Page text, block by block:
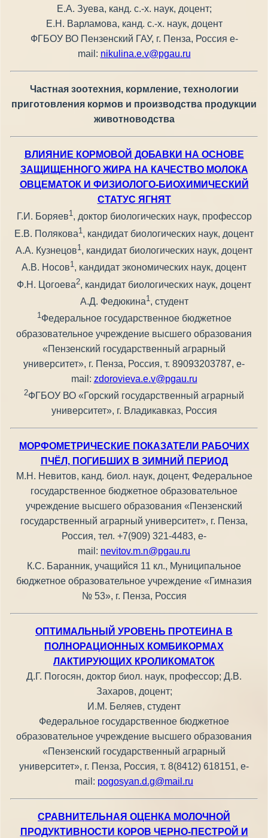
Е.А. Зуева, канд. с.-х. наук, доцент;
Е.Н. Варламова, канд. с.-х. наук, доцент
ФГБОУ ВО Пензенский ГАУ, г. Пенза, Россия e-
mail: nikulina.e.v@pgau.ru
Частная зоотехния, кормление, технологии
приготовления кормов и производства продукции
животноводства
ВЛИЯНИЕ КОРМОВОЙ ДОБАВКИ НА ОСНОВЕ
ЗАЩИЩЕННОГО ЖИРА НА КАЧЕСТВО МОЛОКА
ОВЦЕМАТОК И ФИЗИОЛОГО-БИОХИМИЧЕСКИЙ
СТАТУС ЯГНЯТ
Г.И. Боряев1, доктор биологических наук, профессор
Е.В. Полякова1 , кандидат биологических наук, доцент
А.А. Кузнецов1, кандидат биологических наук, доцент
А.В. Носов1, кандидат экономических наук, доцент
Ф.Н. Цогоева2, кандидат биологических наук, доцент
А.Д. Федюкина1, студент
1Федеральное государственное бюджетное
образовательное учреждение высшего образования
«Пензенский государственный аграрный
университет», г. Пенза, Россия, т. 89093203787, e-
mail: zdorovieva.e.v@pgau.ru
2ФГБОУ ВО «Горский государственный аграрный
университет», г. Владикавказ, Россия
МОРФОМЕТРИЧЕСКИЕ ПОКАЗАТЕЛИ РАБОЧИХ
ПЧЁЛ, ПОГИБШИХ В ЗИМНИЙ ПЕРИОД
М.Н. Невитов, канд. биол. наук, доцент, Федеральное
государственное бюджетное образовательное
учреждение высшего образования «Пензенский
государственный аграрный университет», г. Пенза,
Россия, тел. +7(909) 321-4483, e-
mail: nevitov.m.n@pgau.ru
К.С. Баранник, учащийся 11 кл., Муниципальное
бюджетное образовательное учреждение «Гимназия
№ 53», г. Пенза, Россия
ОПТИМАЛЬНЫЙ УРОВЕНЬ ПРОТЕИНА В
ПОЛНОРАЦИОННЫХ КОМБИКОРМАХ
ЛАКТИРУЮЩИХ КРОЛИКОМАТОК
Д.Г. Погосян, доктор биол. наук, профессор; Д.В.
Захаров, доцент;
И.М. Беляев, студент
Федеральное государственное бюджетное
образовательное учреждение высшего образования
«Пензенский государственный аграрный
университет», г. Пенза, Россия, т. 8(8412) 618151, е-
mail: pogosyan.d.g@mail.ru
СРАВНИТЕЛЬНАЯ ОЦЕНКА МОЛОЧНОЙ
ПРОДУКТИВНОСТИ КОРОВ ЧЕРНО-ПЕСТРОЙ И